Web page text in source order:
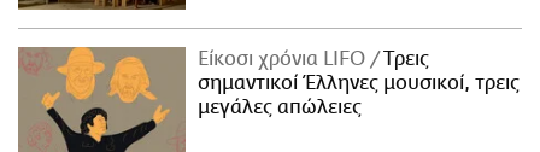
Είκοσι χρόνια LIFO
Tρεις
σημαντικοί Έλληνες μουσικοί, τρεις
μεγάλες απώλειες